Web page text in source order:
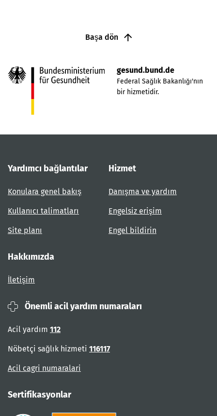
Başa dön
gesund.bund.de
Federal Sağlık Bakanlığı'nın
bir hizmetidir.
Yardımcı bağlantılar
Konulara genel bakış
Kullanıcı talimatları
Site planı
Hizmet
Danışma ve yardım
Engelsiz erişim
Engel bildirin
Hakkımızda
İletişim
Önemli acil yardım numaraları
Acil yardım 112
Nöbetçi sağlık hizmeti 116117
Acil cagri numaralari
Sertifikasyonlar